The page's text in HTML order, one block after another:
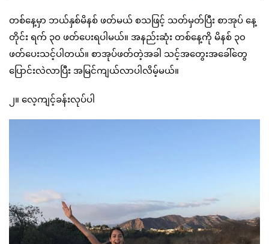
တစ်နေ့မှာ ဘယ်နှစ်မိနစ် ဖတ်မယ် စသဖြင့် သတ်မှတ်ပြီး စာအုပ် နေ့
တိုင်း ရက် ၃၀ ဖတ်ပေးရပါမယ်။ အနည်းဆုံး တစ်နေ့ကို မိနစ် ၃၀
ဖတ်ပေးသင့်ပါတယ်။ စာအုပ်ဖတ်တဲ့အခါ သင့်အတွေးအခေါ်တွေ
ပြောင်းလဲလာပြီး အမြင်ကျယ်လာပါလိမ့်မယ်။
၂။ လေ့ကျင့်ခန်းလုပ်ပါ